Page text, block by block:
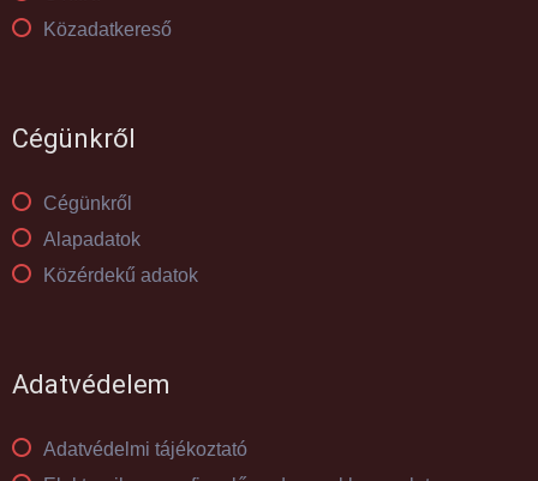
Közadatkereső
Cégünkről
Cégünkről
Alapadatok
Közérdekű adatok
Adatvédelem
Adatvédelmi tájékoztató